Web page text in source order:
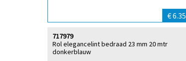
€ 6.35
Rol elegancelint bedraad 23 mm 20 mtr
donkerblauw
717979